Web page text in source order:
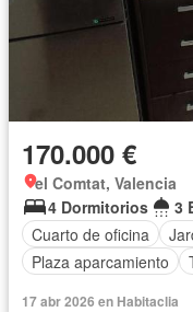
170.000 €
el Comtat, Valencia
4 Dormitorios
3
Cuarto de oficina
Plaza aparcamiento
17 abr 2026 en Habitaclia